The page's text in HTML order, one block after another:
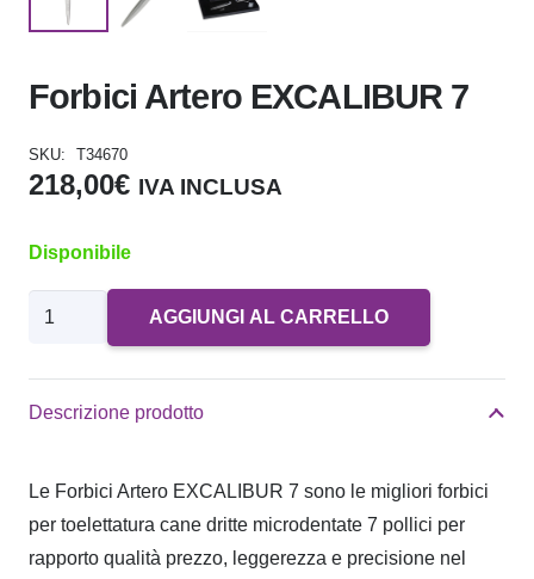
Forbici Artero EXCALIBUR 7
SKU: T34670
218,00€ IVA INCLUSA
Disponibile
Forbici
7
AGGIUNGI AL CARRELLO
Descrizione prodotto
Le Forbici Artero EXCALIBUR 7 sono le migliori forbici
per toelettatura cane dritte microdentate 7 pollici per
rapporto qualità prezzo, leggerezza e precisione nel